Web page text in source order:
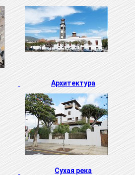
Архитектура
Сухая река